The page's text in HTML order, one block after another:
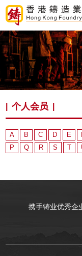
|个人会员
A B C D E
P
Q R S T
携手铸业优秀企